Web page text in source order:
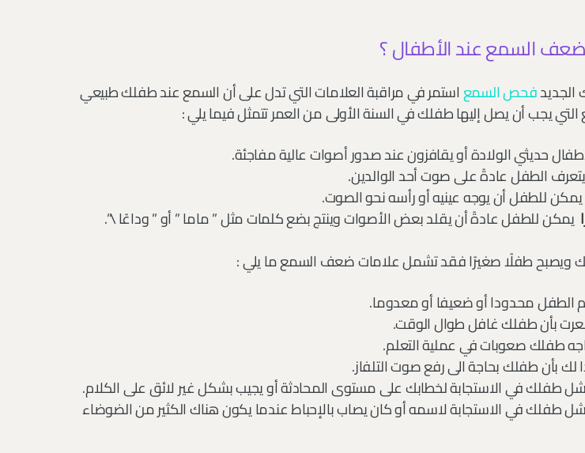
السمع عند الأطفال ؟
الجديدفحص السمعاستمر في مراقبة العلامات التي تدل على أن السمع عند طفلك طبيعي
يجب أن يصل إليها طفلك في السنة الأولى من العمر تتمثل فيما يلي :
حديثي الولادة أو يقافزون عند صدور أصوات عالية مفاجئة.
الطفل عادةً على صوت أحد الوالدين.
للطفل أن يوجه عينيه أو رأسه نحو الصوت.
يمكن للطفل عادةً أن يقلد بعض الأصوات وينتج بضع كلمات مثل ” ماما ” أو ” وداعًا \”.
ويصبح طفلًا صغيرًا فقد تشمل علامات ضعف السمع ما يلي :
الطفل محدودا أو ضعيفا أو معدوما.
بأن طفلك غافل طوال الوقت.
طفلك صعوبات في عملية التعلم.
لك بأن طفلك بحاجة الى رفع صوت التلفاز.
طفلك في الاستجابة لخطابك على مستوى المحادثة أو يجيب بشكل غير لائق على الكلام.
طفلك في الاستجابة لاسمه أو كان يصاب بالإحباط عندما يكون هناك الكثير من الضوضاء